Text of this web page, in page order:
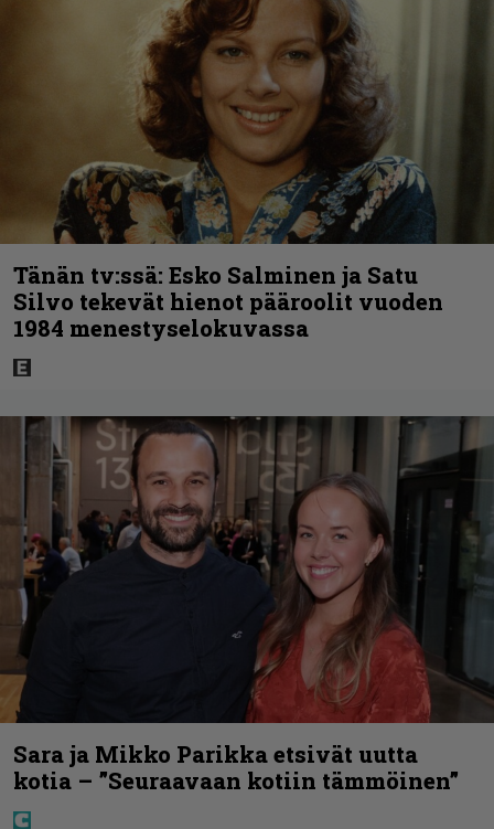
Tänän tv:ssä: Esko Salminen ja Satu
Silvo tekevät hienot pääroolit vuoden
1984 menestyselokuvassa
Sara ja Mikko Parikka etsivät uutta
kotia – ”Seuraavaan kotiin tämmöinen”